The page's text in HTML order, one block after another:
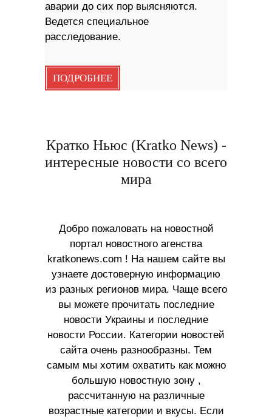
аварии до сих пор выясняются.
Ведется специальное
расследование.
ПОДРОБНЕЕ
Кратко Ньюс (Kratko News) -
интересные новости со всего
мира
Добро пожаловать на новостной
портал новостного агенства
kratkonews.com ! На нашем сайте вы
узнаете достоверную информацию
из разных регионов мира. Чаще всего
вы можете прочитать последние
новости Украины и последние
новости России. Категории новостей
сайта очень разнообразны. Тем
самым мы хотим охватить как можно
большую новостную зону ,
рассчитанную на различные
возрастные категории и вкусы. Если